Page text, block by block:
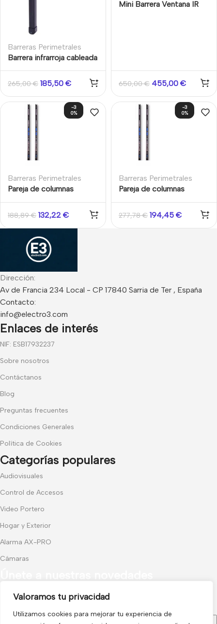
Valoramos tu privacidad
Utilizamos cookies para mejorar tu experiencia de
Barreras Perimetrales
Barrera infrarroja cableada
de 4 pares de haces para
exterior altura 200cm
265,00€ 185,50 €
Mini Barrera Ventana IR
650,00€ 455,00 €
-3
0%
Barreras Perimetrales
Pareja de columnas
haces y 50 cm de altura
188,89€ 132,22 €
-3
0%
Barreras Perimetrales
Pareja de columnas
haces y 150cm de altura
277,78€ 194,45 €
Dirección:
Av de Francia 234 Local - CP 17840 Sarria de Ter , España
Contacto:
info@electro3.com
Enlaces de interés
NIF: ESB17932237
Sobre nosotros
Contáctanos
Blog
Preguntas frecuentes
Condiciones Generales
Política de Cookies
Categorías populares
Audiovisuales
Control de Accesos
Video Portero
Hogar y Exterior
Alarma AX-PRO
Cámaras
Recibe las últimas novedades y promociones.